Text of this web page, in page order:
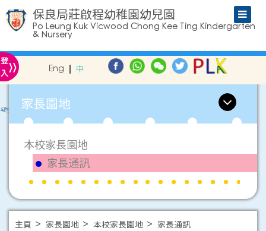
保良局莊啟程幼稚園幼兒園
Po Leung Kuk Vicwood Chong Kee Ting Kindergarten
& Nursery
登
入» Eng 中
家長園地
本校家長園地
家長通訊
主頁 家長園地 本校家長園地 家長通訊